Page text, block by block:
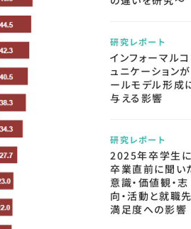
研究レポート
インフォーマルコ
ュニケーション
ールモデル形成
与える影響
研究レポート
2025年卒学生に
卒業直前に聞い
意識・価値観・志
向・活動と就職先
満足度への影響